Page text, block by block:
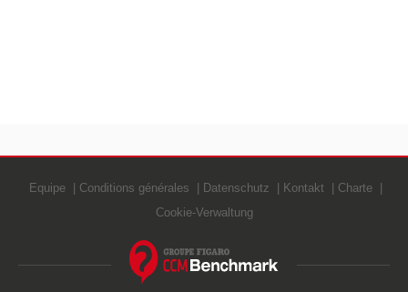
Equipe Conditions générales Datenschutz Kontakt
Charte
Cookie-Verwaltung